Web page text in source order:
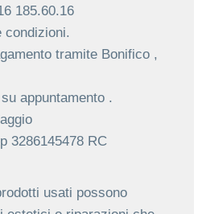
185.60.16
condizioni.
tramite Bonifico ,
appuntamento .
3286145478 RC
usati possono